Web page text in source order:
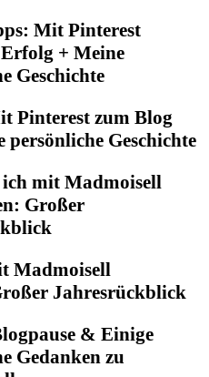
Pinterest zum Blog
Geschichte
Madmoisell
Jahresrückblick